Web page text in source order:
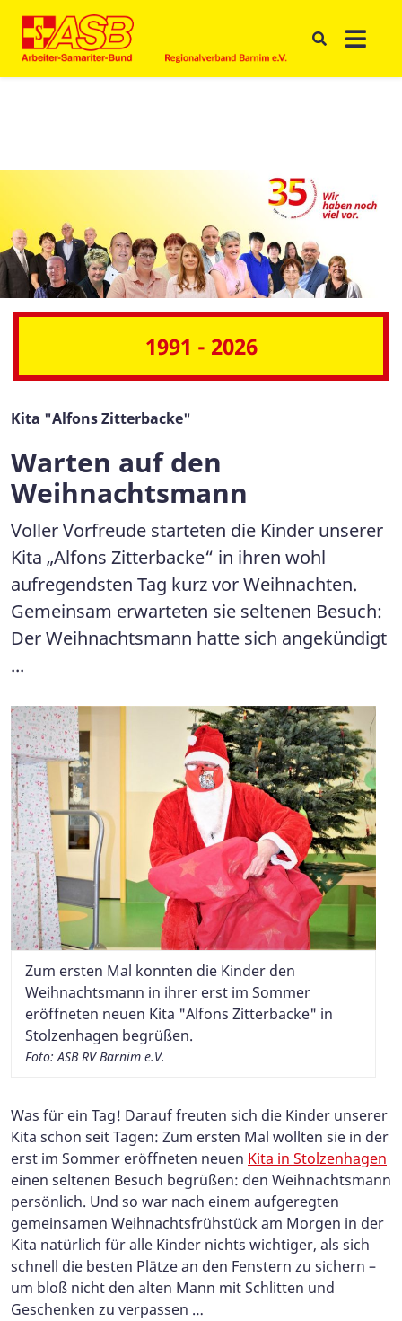
1991 - 2026
Kita "Alfons Zitterbacke"
Warten auf den
Weihnachtsmann
Voller Vorfreude starteten die Kinder unserer
Kita „Alfons Zitterbacke“ in ihren wohl
aufregendsten Tag kurz vor Weihnachten.
Gemeinsam erwarteten sie seltenen Besuch:
Der Weihnachtsmann hatte sich angekündigt
...
Zum ersten Mal konnten die Kinder den
Weihnachtsmann in ihrer erst im Sommer
eröffneten neuen Kita "Alfons Zitterbacke" in
Stolzenhagen begrüßen.
Foto: ASB RV Barnim e.V.
Was für ein Tag! Darauf freuten sich die Kinder unserer
Kita schon seit Tagen: Zum ersten Mal wollten sie in der
erst im Sommer eröffneten neuen Kita in Stolzenhagen
einen seltenen Besuch begrüßen: den Weihnachtsmann
persönlich. Und so war nach einem aufgeregten
gemeinsamen Weihnachtsfrühstück am Morgen in der
Kita natürlich für alle Kinder nichts wichtiger, als sich
schnell die besten Plätze an den Fenstern zu sichern –
um bloß nicht den alten Mann mit Schlitten und
Geschenken zu verpassen …